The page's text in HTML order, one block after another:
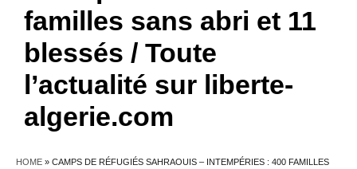
familles sans abri et 11
blessés / Toute
l’actualité sur liberte-
algerie.com
HOME » CAMPS DE RÉFUGIÉS SAHRAOUIS – INTEMPÉRIES : 400 FAMILLES